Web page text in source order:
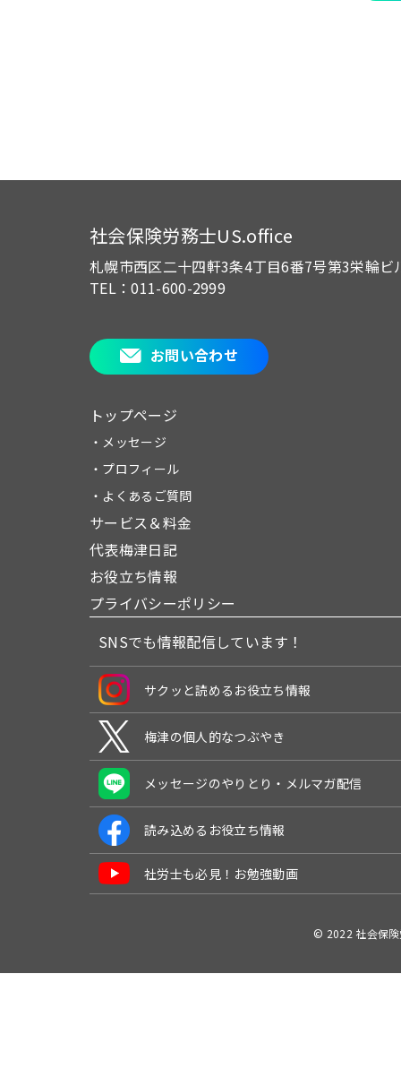
社会保険労務士US.office
札幌市西区二十四軒3条4丁目6番7号第3栄輪ビ
TEL：011-600-2999
お問い合わせ
トップページ
・メッセージ
・プロフィール
・よくあるご質問
サービス＆料金
代表梅津日記
お役立ち情報
プライバシーポリシー
SNSでも情報配信しています！
サクッと読めるお役立ち情報
梅津の個人的なつぶやき
メッセージのやりとり・メルマガ配信
読み込めるお役立ち情報
社労士も必見！お勉強動画
© 2022 社会保